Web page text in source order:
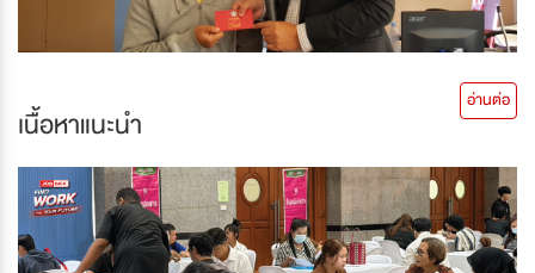
เนื้อหาแนะนำ
อ่านต่อ